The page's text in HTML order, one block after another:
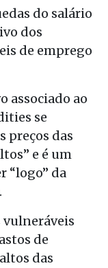
do salário
dos
de emprego
associado ao
se
preços das
e é um
“logo” da
vulneráveis
de
das